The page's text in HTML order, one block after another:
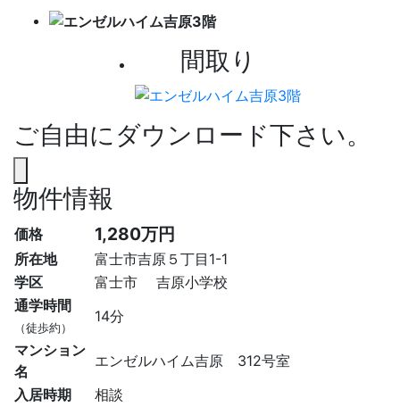
間取り
ご自由にダウンロード下さい。
物件情報
価格 1,280万円
所在地
富士市吉原５丁目1-1
学区
富士市 吉原小学校
通学時間
（徒歩約）
14分
マンション
名
エンゼルハイム吉原 312号室
入居時期
相談